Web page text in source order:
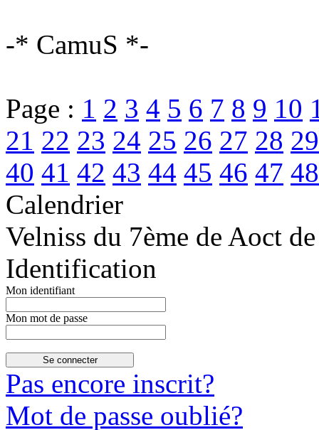
-* CamuS *-
Page : 1 2 3 4 5 6 7 8 9 10
21 22 23 24 25 26 27 28 29
40 41 42 43 44 45 46 47 48
Calendrier
Velniss du 7ème de Aoct
Identification
Mon identifiant
Mon mot de passe
Pas encore inscrit?
Mot de passe oublié?